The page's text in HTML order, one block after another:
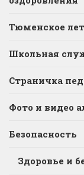
Тюменское
Школьная
Страничка
Фото и видео
Безопасность
Здоровье и